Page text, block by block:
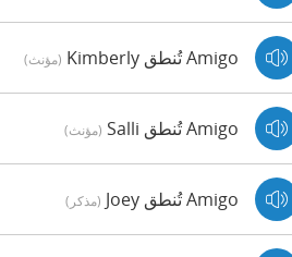
Amigo تُنطق Kimberly (مؤنث)
Amigo تُنطق Salli (مؤنث)
Amigo تُنطق Joey (مذكر)